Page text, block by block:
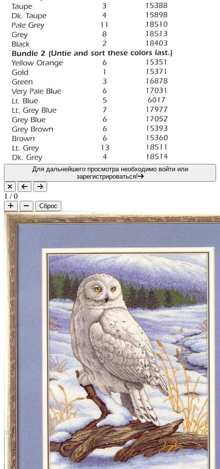
Для дальнейшего просмотра необходимо войти или
зарегистрироваться!
1 /0
Сброс